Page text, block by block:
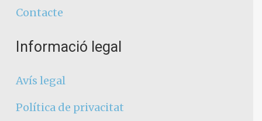
Contacte
Informació legal
Avís legal
Política de privacitat